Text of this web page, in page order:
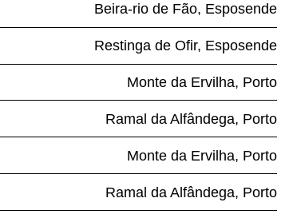
Beira-rio de Fão, Esposende
Restinga de Ofir, Esposende
Monte da Ervilha, Porto
Ramal da Alfândega, Porto
Monte da Ervilha, Porto
Ramal da Alfândega, Porto